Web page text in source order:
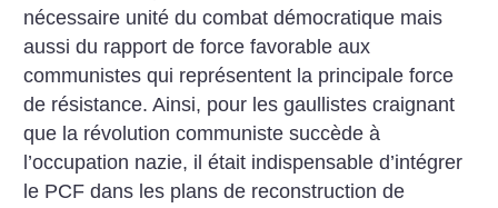
nécessaire unité du combat démocratique mais
aussi du rapport de force favorable aux
communistes qui représentent la principale force
de résistance. Ainsi, pour les gaullistes craignant
que la révolution communiste succède à
l’occupation nazie, il était indispensable d’intégrer
le PCF dans les plans de reconstruction de